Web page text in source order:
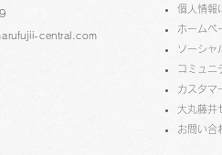
スカイホール展覧会内容
central.com
個人情報
ホームペ
ソーシャ
コミュニ
カスタマ
大丸藤井
お問い合